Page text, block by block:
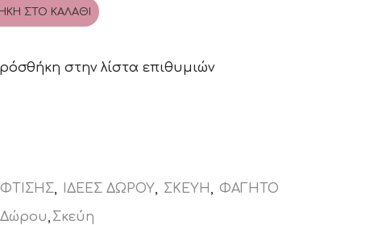
ΣΤΟ ΚΑΛΆΘΙ
στην λίστα επιθυμιών
, ΙΔΕΕΣ ΔΩΡΟΥ, ΣΚΕΥΗ , ΦΑΓΗΤΟ
Δώρου, Σκεύη